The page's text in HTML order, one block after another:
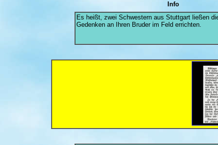
Info
Es heißt, zwei Schwestern aus Stuttgart ließen
Gedenken an Ihren Bruder im Feld errichten.